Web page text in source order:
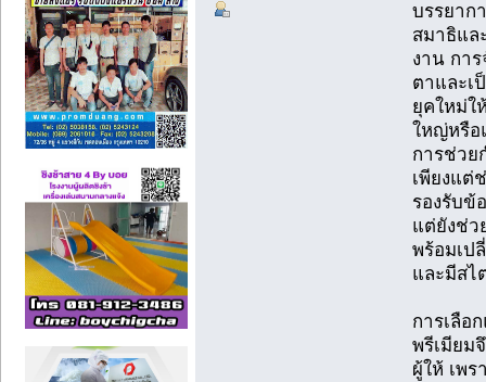
บรรยาก
สมาธิแล
งาน กา
ตาและเ
ยุคใหม่ใ
ใหญ่หรือ
การช่วย
เพียงแต่
รองรับข้
แต่ยังช่ว
พร้อมเป
และมีส
การเลือ
พรีเมียม
ผู้ให้ เพ